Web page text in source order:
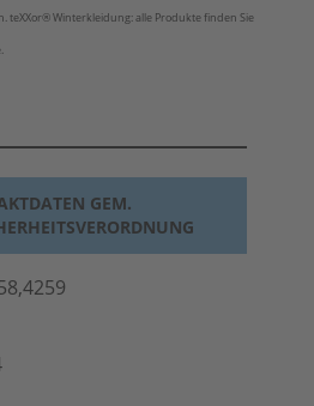
teXXor®Winterkleidung: alle Produkte finden Sie
GEM.